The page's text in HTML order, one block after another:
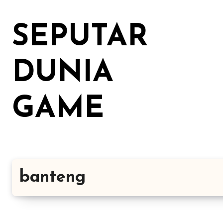
kontenSEPUTAR
DUNIA
GAME
banteng